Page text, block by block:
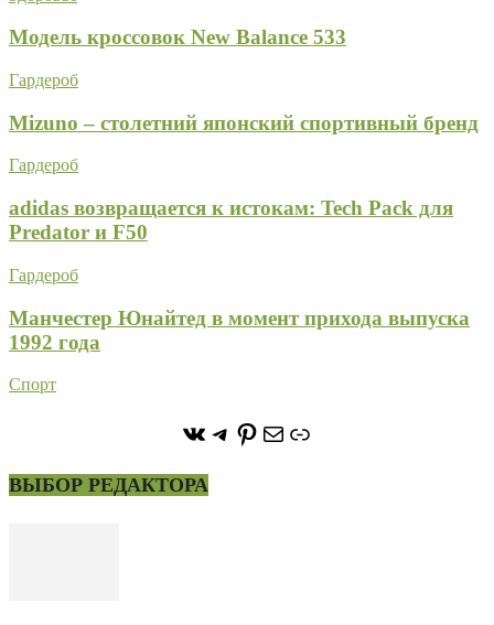
Модель кроссовок New Balance 533
Гардероб
Mizuno – столетний японский спортивный бренд
Гардероб
adidas возвращается к истокам: Tech Pack для
Predator и F50
Гардероб
Манчестер Юнайтед в момент прихода выпуска
1992 года
Спорт
https://vk.com/
https://t.me/stoneforest
https://
ПочтаСсылка
ВЫБОР РЕДАКТОРА